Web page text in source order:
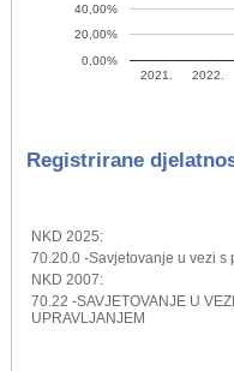
2021. 2022.
0,00%
20,00%
40,00%
Registrirane
NKD 2025:
70.20.0 -Savjetovanje u vezi
NKD 2007:
70.22 -SAVJETOVANJE U
UPRAVLJANJEM